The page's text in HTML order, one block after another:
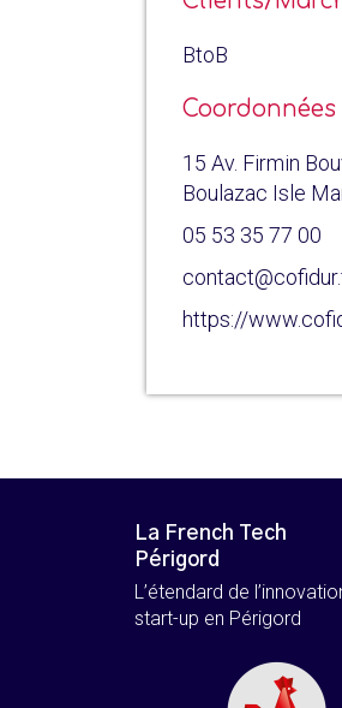
BtoB
Coordonnées
15 Av. Firmin
Boulazac Isle
05 53 35 77 00
https://
La French Tech
Périgord
L’étendard de
start-up en Périgord